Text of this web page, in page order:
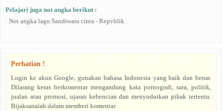
Pelajari juga not angka berikut :
Not angka lagu Sandiwara cinta - Repvblik
Perhatian !
Login ke akun Google, gunakan bahasa Indonesia yang baik dan benar.
Dilarang keras berkomentar mengandung kata pornografi, sara, politik,
jualan atau promosi, ujaran kebencian dan menyudutkan pihak tertentu.
Bijaksanalah dalam memberi komentar.